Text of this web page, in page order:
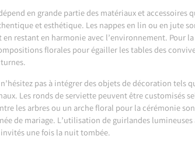
en grande partie des matériaux et
et esthétique. Les nappes en lin ou en jute
restant en harmonie avec l’environnement. Pour
florales pour égailler les tables des
pas à intégrer des objets de décoration tels
Les ronds de serviette peuvent être customisés
les arbres ou un arche floral pour la cérémonie
de mariage. L’utilisation de guirlandes lumineuses
une fois la nuit tombée.